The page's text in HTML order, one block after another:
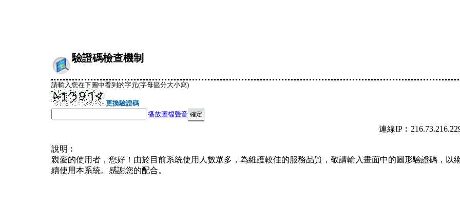
驗證碼檢查機制
請輸入您在下圖中看到的字元(字母區分大小寫)
更換驗證碼
播放圖檔聲音
連線
說明︰
親愛的使用者，您好！由於目前系統使用人數眾多，為維護較佳的服務品質，敬請輸入畫面中的圖形驗證碼，以
續使用本系統。感謝您的配合。